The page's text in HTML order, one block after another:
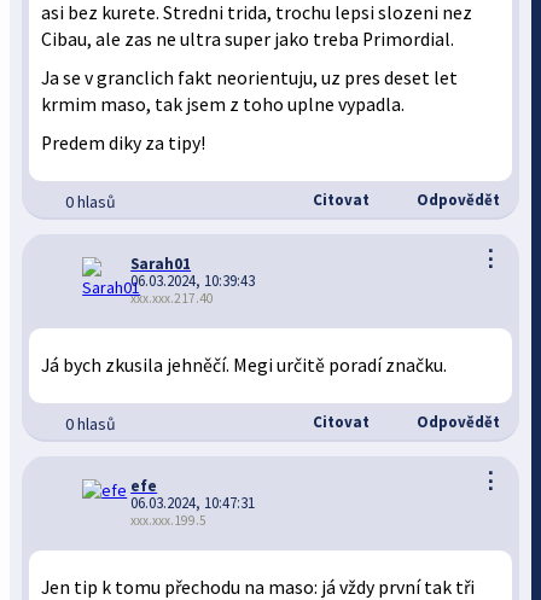
asi bez kurete. Stredni trida, trochu lepsi slozeni nez
Cibau, ale zas ne ultra super jako treba Primordial.
Ja se v granclich fakt neorientuju, uz pres deset let
krmim maso, tak jsem z toho uplne vypadla.
Predem diky za tipy!
0 hlasů Citovat Odpovědět
⋮
Sarah01
06.03.2024, 10:39:43
xxx.xxx.217.40
Já bych zkusila jehněčí. Megi určitě poradí značku.
0 hlasů Citovat Odpovědět
⋮
efe
06.03.2024, 10:47:31
xxx.xxx.199.5
Jen tip k tomu přechodu na maso: já vždy první tak tři